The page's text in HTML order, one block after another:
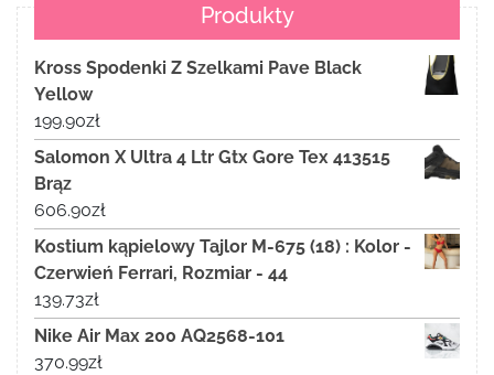
Produkty
Kross Spodenki Z Szelkami Pave Black
Yellow
199.90zł
Salomon X Ultra 4 Ltr Gtx Gore Tex 413515
Brąz
606.90zł
Kostium kąpielowy Tajlor M-675 (18) : Kolor -
Czerwień Ferrari, Rozmiar - 44
139.73zł
Nike Air Max 200 AQ2568-101
370.99zł